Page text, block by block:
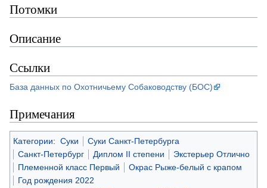
Потомки
Описание
Ссылки
База данных по Охотничьему Собаководству (БОС)
Примечания
Категории: Суки
Суки Санкт-Петербурга
Санкт-Петербург
Диплом II степени
Экстерьер Отлично
Племенной класс Первый
Окрас Рыже-белый с крапом
Год рождения 2022